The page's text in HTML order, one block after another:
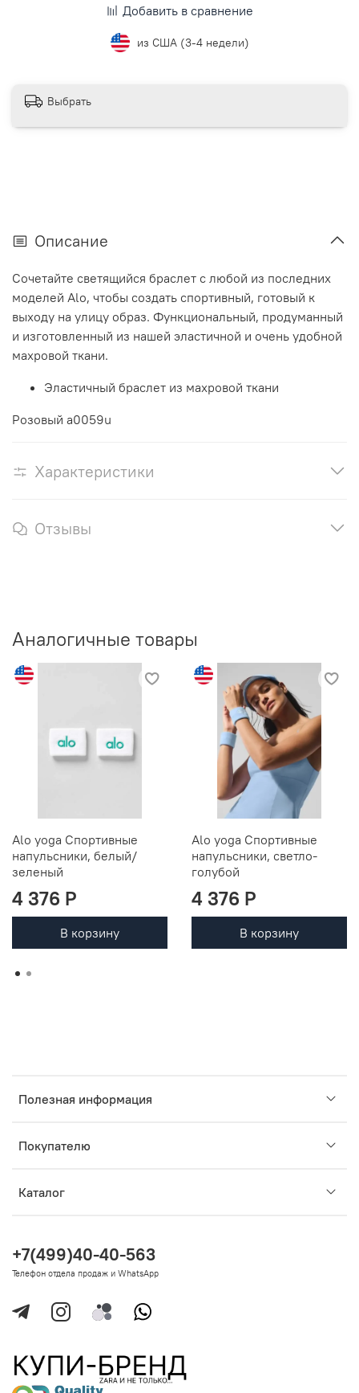
Добавить в сравнение
из США (3-4 недели)
Выбрать
Описание
Сочетайте светящийся браслет с любой из последних
моделей Alo, чтобы создать спортивный, готовый к
выходу на улицу образ. Функциональный, продуманный
и изготовленный из нашей эластичной и очень удобной
махровой ткани.
Эластичный браслет из махровой ткани
Розовый a0059u
Характеристики
Отзывы
Аналогичные товары
Alo yoga Спортивные
напульсники, белый/
зеленый
4 376 P
В корзину
Alo yoga Спортивные
напульсники, светло-
голубой
4 376 P
В корзину
Полезная информация
Покупателю
Каталог
+7(499)40-40-563
Телефон отдела продаж и WhatsApp